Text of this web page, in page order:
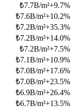
₺7.7B/m²+9.7%
₺7.6B/m²+10.2%
₺7.2B/m²+35.3%
₺7.2B/m²+14.0%
₺7.2B/m²+7.5%
₺7.1B/m²+10.9%
₺7.0B/m²+17.6%
₺7.0B/m²+23.5%
₺6.9B/m²+26.4%
₺6.7B/m²+13.5%